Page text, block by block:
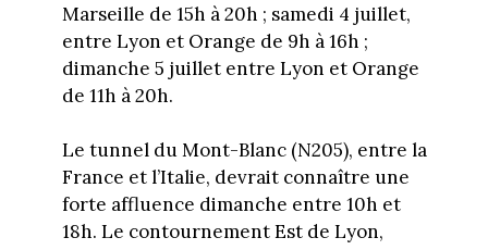
Marseille de 15h à 20h ; samedi 4 juillet,
entre Lyon et Orange de 9h à 16h ;
dimanche 5 juillet entre Lyon et Orange
de 11h à 20h.
Le tunnel du Mont-Blanc (N205), entre la
France et l’Italie, devrait connaître une
forte affluence dimanche entre 10h et
18h. Le contournement Est de Lyon,